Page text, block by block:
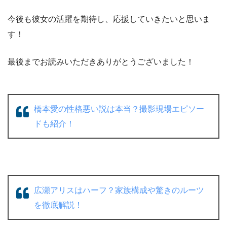
今後も彼女の活躍を期待し、応援していきたいと思いま
す！
最後までお読みいただきありがとうございました！
橋本愛の性格悪い説は本当？撮影現場エピソー
ドも紹介！
広瀬アリスはハーフ？家族構成や驚きのルーツ
を徹底解説！